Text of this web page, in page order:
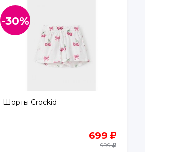
-30%
Шорты Crockid
699
999